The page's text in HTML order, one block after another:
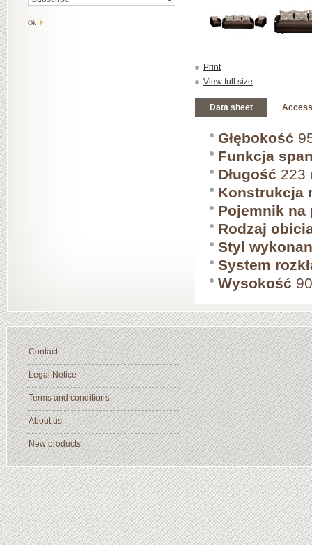
Print
View full size
Data sheet
Głębokość
Funkcja
Długość 223
Konstrukcja
Pojemnik na
Rodzaj
Styl
System
Wysokość
Contact
Legal Notice
Terms and conditions
About us
New products